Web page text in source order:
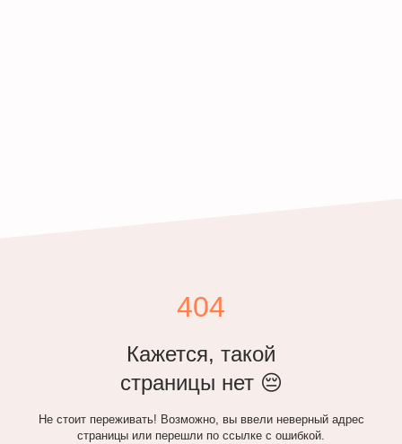
404
Кажется, такой
страницы нет 😔
Не стоит переживать! Возможно, вы ввели неверный адрес
страницы или перешли по ссылке с ошибкой.